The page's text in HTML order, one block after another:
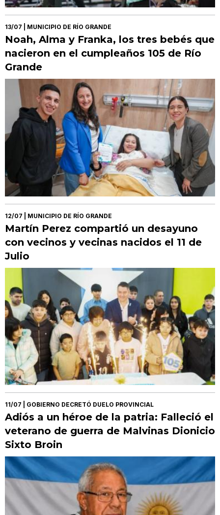
13/07 | MUNICIPIO DE RÍO GRANDE
Noah, Alma y Franka, los tres bebés que
nacieron en el cumpleaños 105 de Río
Grande
12/07 | MUNICIPIO DE RÍO GRANDE
Martín Perez compartió un desayuno
con vecinos y vecinas nacidos el 11 de
Julio
11/07 | GOBIERNO DECRETÓ DUELO PROVINCIAL
Adiós a un héroe de la patria: Falleció el
veterano de guerra de Malvinas Dionicio
Sixto Broin